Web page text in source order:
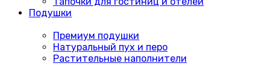
Подушки
Премиум подушки
Натуральный пух и перо
Растительные наполнители